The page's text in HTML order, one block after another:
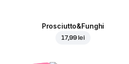
Prosciutto&Funghi
17,99 lei